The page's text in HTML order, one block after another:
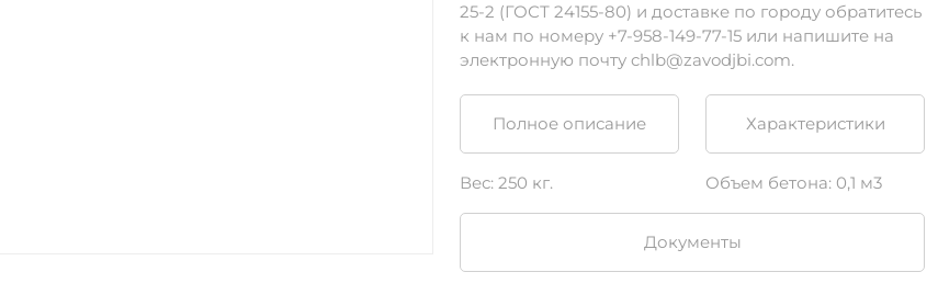
25-2 (ГОСТ 24155-80) и доставке по городу обратитесь
к нам по номеру +7-958-149-77-15 или напишите на
электронную почту chlb@zavodjbi.com.
Полное описание Характеристики
Вес: 250 кг. Объем бетона: 0,1 м3
Документы